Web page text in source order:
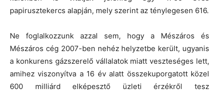
papirusztekercs alapján, mely szerint az ténylegesen 616.
Ne foglalkozzunk azzal sem, hogy a Mészáros és
Mészáros cég 2007-ben nehéz helyzetbe került, ugyanis
a konkurens gázszerelő vállalatok miatt veszteséges lett,
amihez viszonyítva a 16 év alatt összekuporgatott közel
600 milliárd elképesztő üzleti érzékről tesz